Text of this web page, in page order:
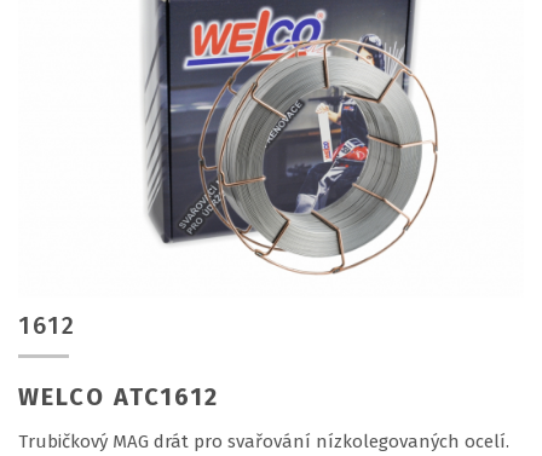
1612
WELCO ATC1612
Trubičkový MAG drát pro svařování nízkolegovaných ocelí.